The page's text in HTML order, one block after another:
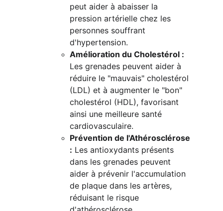
peut aider à abaisser la
pression artérielle chez les
personnes souffrant
d'hypertension.
Amélioration du Cholestérol :
Les grenades peuvent aider à
réduire le "mauvais" cholestérol
(LDL) et à augmenter le "bon"
cholestérol (HDL), favorisant
ainsi une meilleure santé
cardiovasculaire.
Prévention de l'Athérosclérose
: Les antioxydants présents
dans les grenades peuvent
aider à prévenir l'accumulation
de plaque dans les artères,
réduisant le risque